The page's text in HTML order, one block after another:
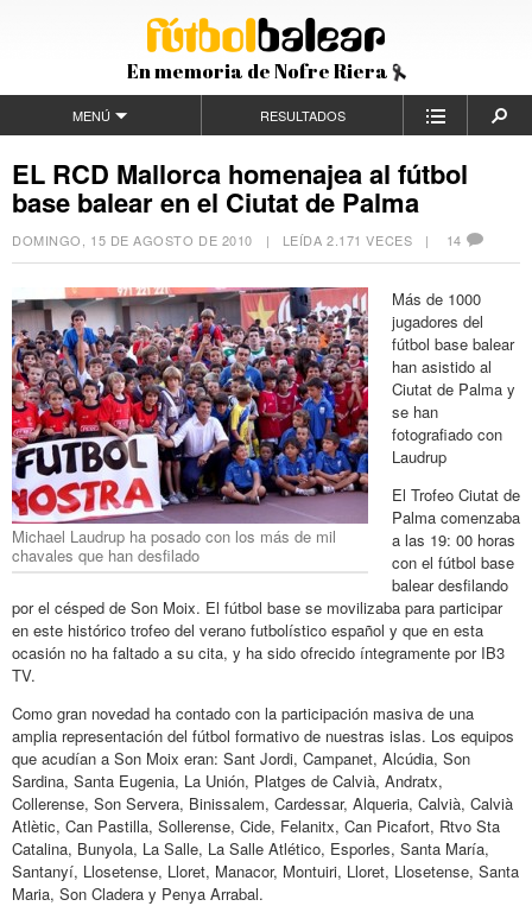
En memoria de Nofre Riera
MENÚ RESULTADOS
EL RCD Mallorca homenajea al fútbol
base balear en el Ciutat de Palma
DOMINGO, 15 DE AGOSTO DE 2010 | LEÍDA 2.171 VECES | 14
Michael Laudrup ha posado con los más de mil
chavales que han desfilado
Más de 1000
jugadores del
fútbol base balear
han asistido al
Ciutat de Palma y
se han
fotografiado con
Laudrup
El Trofeo Ciutat de
Palma comenzaba
a las 19: 00 horas
con el fútbol base
balear desfilando
por el césped de Son Moix. El fútbol base se movilizaba para participar
en este histórico trofeo del verano futbolístico español y que en esta
ocasión no ha faltado a su cita, y ha sido ofrecido íntegramente por IB3
TV.
Como gran novedad ha contado con la participación masiva de una
amplia representación del fútbol formativo de nuestras islas. Los equipos
que acudían a Son Moix eran: Sant Jordi, Campanet, Alcúdia, Son
Sardina, Santa Eugenia, La Unión, Platges de Calvià, Andratx,
Collerense, Son Servera, Binissalem, Cardessar, Alqueria, Calvià, Calvià
Atlètic, Can Pastilla, Sollerense, Cide, Felanitx, Can Picafort, Rtvo Sta
Catalina, Bunyola, La Salle, La Salle Atlético, Esporles, Santa María,
Santanyí, Llosetense, Lloret, Manacor, Montuiri, Lloret, Llosetense, Santa
Maria, Son Cladera y Penya Arrabal.